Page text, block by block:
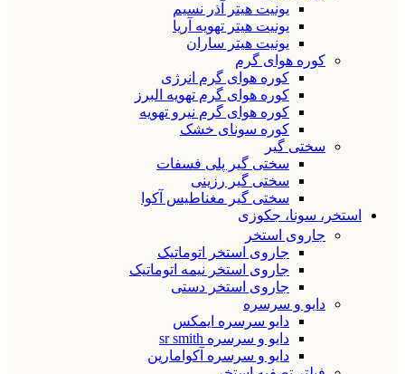
یونیت هیتر آذر نسیم
یونیت هیتر تهویه آریا
یونیت هیتر ساران
کوره هوای گرم
کوره هوای گرم انرژی
کوره هوای گرم تهویه البرز
کوره هوای گرم نیرو تهویه
کوره سونای خشک
سختی گیر
سختی گیر پلی فسفات
سختی گیر رزینی
سختی گیر مغناطیس آکوا
استخر، سونا، جکوزی
جاروی استخر
جاروی استخر اتوماتیک
جاروی استخر نیمه اتوماتیک
جاروی استخر دستی
دایو و سرسره
دایو سرسره ایمکس
دایو و سرسره sr smith
دایو و سرسره آکوامارین